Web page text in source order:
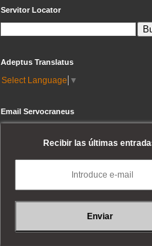
Servitor Locator
Adeptus Translatus
Select Language ▼
Email Servocraneus
Recibir las últimas